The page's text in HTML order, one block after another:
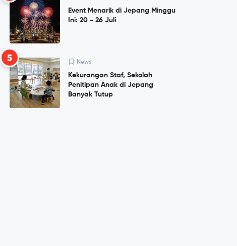
Event Menarik di Jepang Minggu
Ini: 20 - 26 Juli
5 News
Kekurangan Staf, Sekolah
Penitipan Anak di Jepang
Banyak Tutup